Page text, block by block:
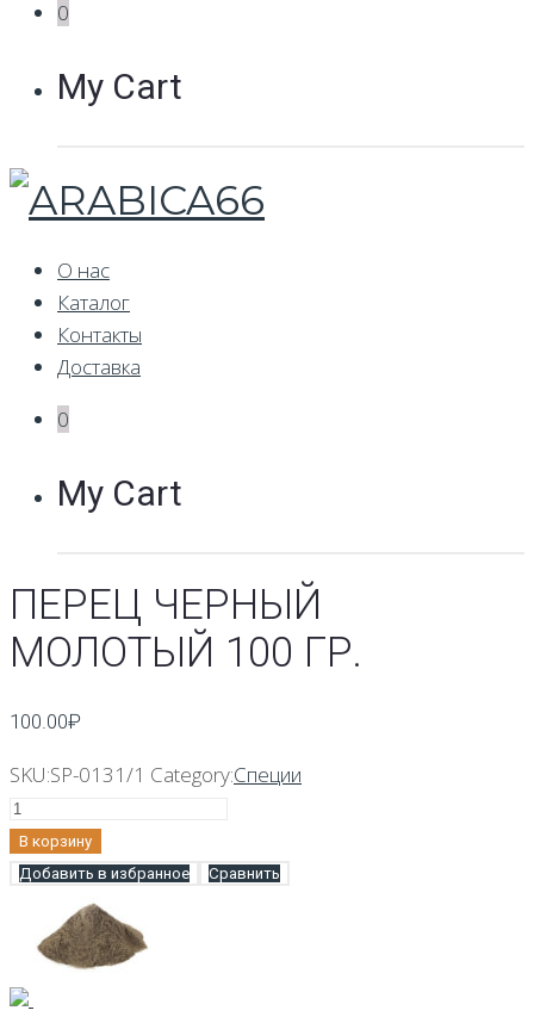
0
My Cart
О нас
Каталог
Контакты
Доставка
0
My Cart
ПЕРЕЦ ЧЕРНЫЙ
МОЛОТЫЙ 100 ГР.
100.00₽
SKU:SP-0131/1 Category:Специи
Количество
Перец
черный
молотый
100
В корзину
Добавить в избранное
Сравнить